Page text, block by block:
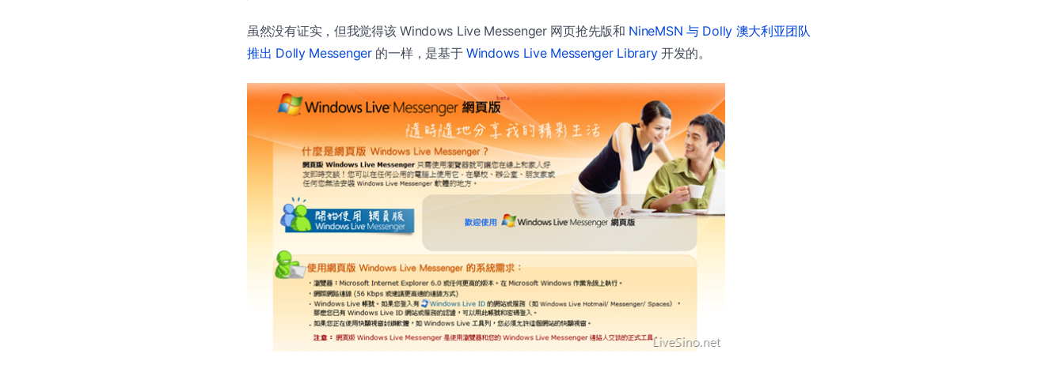
虽然没有证实，但我觉得该 Windows Live Messenger 网页抢先版和 NineMSN 与 Dolly 澳大利亚团队
推出 Dolly Messenger的一样，是基于Windows Live Messenger Library开发的。